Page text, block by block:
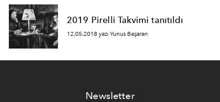
2019 Pirelli Takvimi tanıtıldı
12.05.2018 yazı Yunus Başaran
Newsletter